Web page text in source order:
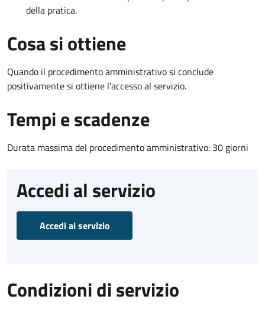
della pratica.
Cosa si ottiene
Quando il procedimento amministrativo si conclude
positivamente si ottiene l'accesso al servizio.
Tempi e scadenze
Durata massima del procedimento amministrativo: 30 giorni
Accedi al servizio
Accedi al servizio
Condizioni di servizio